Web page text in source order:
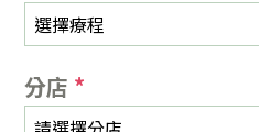
選擇療程
分店 *